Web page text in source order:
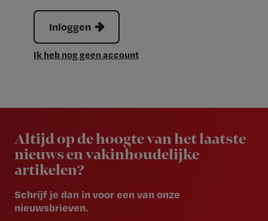
Inloggen
Ik heb nog geen account
Altijd op de hoogte van het laatste
nieuws en vakinhoudelijke
artikelen?
Schrijf je dan in voor een van onze
nieuwsbrieven.